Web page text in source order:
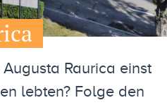
Raurica einst
lebten? Folge den